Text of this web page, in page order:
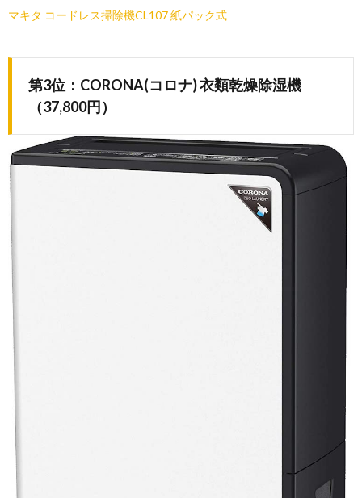
マキタ コードレス掃除機CL107 紙パック式
第3位：CORONA(コロナ) 衣類乾燥除湿機
（37,800円）